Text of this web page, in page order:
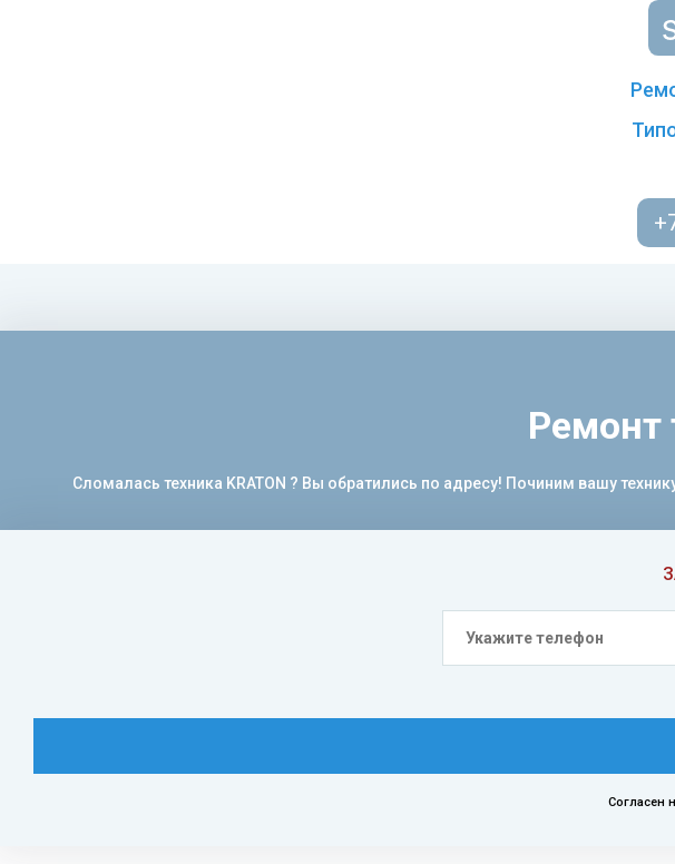
Согласен
Ремонт
Сломалась техника KRATON ? Вы обратились по адресу! Починим вашу